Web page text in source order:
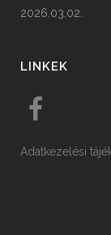
2026.03.02.
LINKEK
Adatkezelési